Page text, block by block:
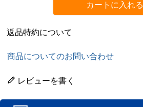
カートに入れる
返品特約について
商品についてのお問い合わせ
レビューを書く